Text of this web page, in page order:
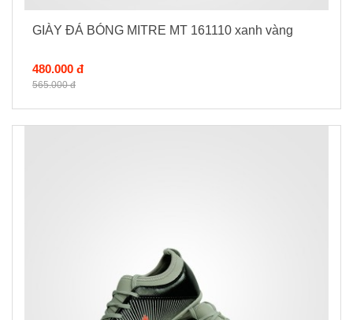
GIÀY ĐÁ BÓNG MITRE MT 161110 xanh vàng
480.000 đ
565.000 đ